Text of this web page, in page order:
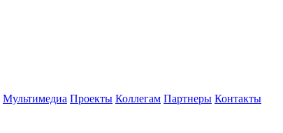
Мультимедиа Проекты Коллегам Партнеры Контакты